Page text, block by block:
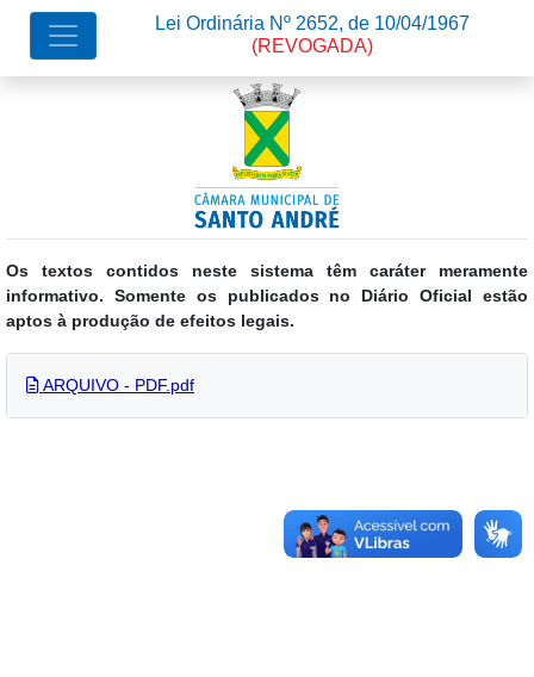
Os textos contidos neste sistema têm caráter meramente
informativo. Somente os publicados no Diário Oficial estão
aptos à produção de efeitos legais.
Lei Ordinária Nº 2652, de 10/04/1967
(REVOGADA)
ARQUIVO - PDF.pdf